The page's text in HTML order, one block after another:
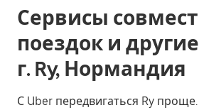
Сервисы
поездок и
г. Ry, Нормандия
С Uber передвигаться Ry